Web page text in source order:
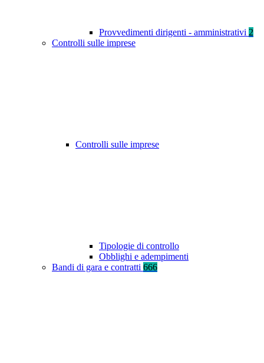
Provvedimenti dirigenti - amministrativi 2
Controlli sulle imprese
Controlli sulle imprese
Tipologie di controllo
Obblighi e adempimenti
Bandi di gara e contratti 666